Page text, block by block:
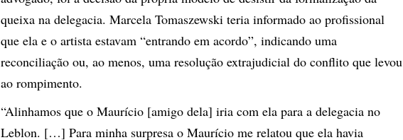
queixa na delegacia. Marcela Tomaszewski teria informado ao profissional
que ela e o artista estavam “entrando em acordo”, indicando uma
reconciliação ou, ao menos, uma resolução extrajudicial do conflito que levou
ao rompimento.
“Alinhamos que o Maurício [amigo dela] iria com ela para a delegacia no
Leblon. […] Para minha surpresa o Maurício me relatou que ela havia